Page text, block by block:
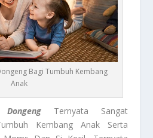
Bagi Tumbuh Kembang
Anak
Ternyata Sangat
Kembang Anak Serta